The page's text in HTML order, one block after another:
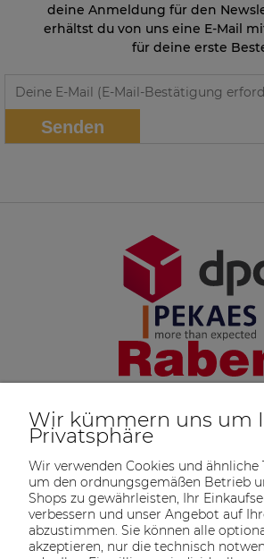
deine Anmeldung für den
erhältst du von uns eine E-Mail
für deine erste
Senden
Wir kümmern uns um
Privatsphäre
Wir verwenden Cookies und ähnliche
um den ordnungsgemäßen Betrieb
Shops zu gewährleisten, Ihr
verbessern und unser Angebot auf
abzustimmen. Sie können alle
akzeptieren, nur die technisch